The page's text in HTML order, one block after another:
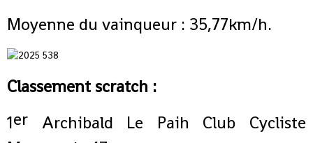
Moyenne du vainqueur : 35,77km/h.
Classement scratch :
1er Archibald Le Paih Club Cycliste